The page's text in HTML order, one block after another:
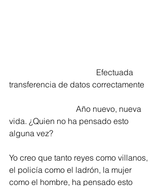
transferencia de datos correctamente
vida. ¿Quien no ha pensado esto
alguna vez?
Yo creo que tanto reyes como villanos,
el policía como el ladrón, la mujer
como el hombre, ha pensado esto